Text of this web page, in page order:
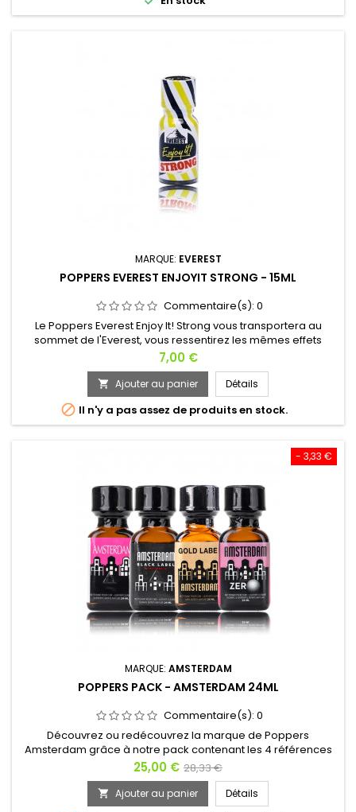
MARQUE: EVEREST
POPPERS EVEREST ENJOYIT STRONG - 15ML
Commentaire(s): 0
Le Poppers Everest Enjoy It! Strong vous transportera au
sommet de l'Everest, vous ressentirez les mêmes effets
qu'un alpiniste, sensations assurées ! Nous pouvons aussi
comparer ses effets à un vol Zero G, vous vous mettrez à
planer en quelques secondes avec euphorie ! Ce Poppers
est parfait au lit comme en soirée entre amis. Découvrez
aussi le Poppers...
Prix
7,00 €
 Ajouter au panier Détails
 Il n'y a pas assez de produits en stock.
- 3,33 €
MARQUE: AMSTERDAM
POPPERS PACK - AMSTERDAM 24ML
Commentaire(s): 0
Découvrez ou redécouvrez la marque de Poppers
Amsterdam grâce à notre pack contenant les 4 références
de ce produit. Que vous soyez amateur ou expert, ces 4
bouteilles de Poppers de 24ml sauront vous faire voyager,
en l'inhalant vous vous sentirez planer et ressentirez les
effets de cette ville de débauche comme si vous y étiez.
Prix
25,00 € Prix
de
base
28,33 €
 Ajouter au panier Détails